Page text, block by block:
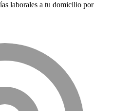
laborales a tu domicilio por